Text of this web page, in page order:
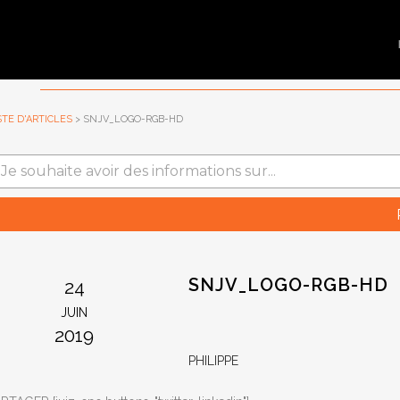
D'ARTICLES > SNJV_LOGO-RGB-HD
24
JUIN
2019
SNJV_LOGO-RGB-HD
PHILIPPE